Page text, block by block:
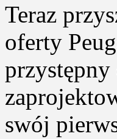
Teraz
oferty
przystępny
swój